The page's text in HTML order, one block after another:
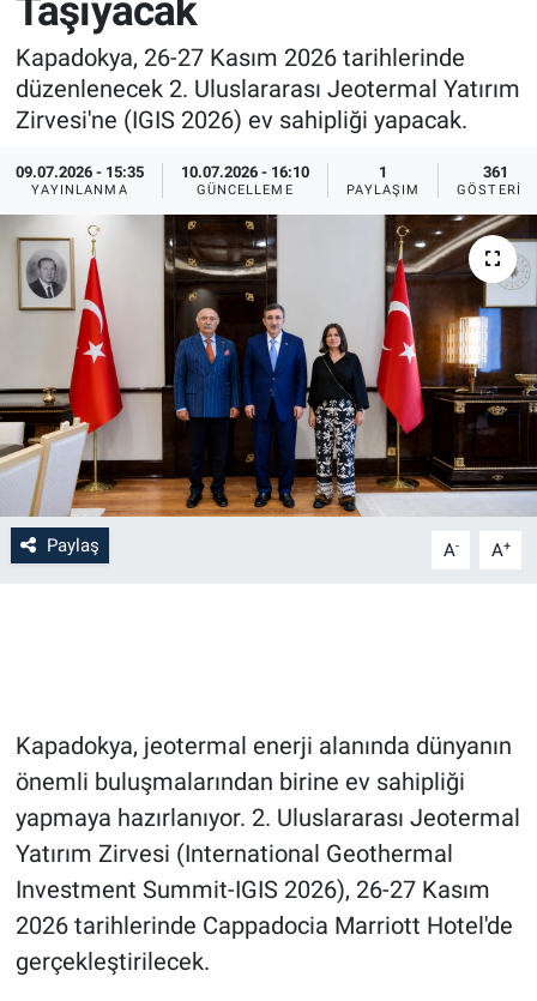
Taşıyacak
Kapadokya, 26-27 Kasım 2026 tarihlerinde
düzenlenecek 2. Uluslararası Jeotermal Yatırım
Zirvesi'ne (IGIS 2026) ev sahipliği yapacak.
09.07.2026 - 15:35
YAYINLANMA
10.07.2026 - 16:10
GÜNCELLEME
1
PAYLAŞIM
361
GÖSTERIM
Paylaş A- A+
Kapadokya, jeotermal enerji alanında dünyanın
önemli buluşmalarından birine ev sahipliği
yapmaya hazırlanıyor. 2. Uluslararası Jeotermal
Yatırım Zirvesi (International Geothermal
Investment Summit-IGIS 2026), 26-27 Kasım
2026 tarihlerinde Cappadocia Marriott Hotel'de
gerçekleştirilecek.
Sağlık
Yerel
Genel
Asayiş
İlan - Duyuru- Mesaj
Türkiye Gündemi
Sizden Gelenler
Yaşam
Sağlık
Eğitim
Kültür
3.Sayfa
Medya
Kayseri
Niğde
Aksaray
Kırşehir
İlan - Duyuru- Mesaj
Türkiye Gündemi
Sizden Gelenler